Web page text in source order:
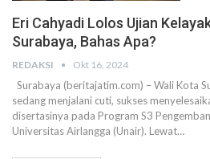
Eri Cahyadi Lolos Ujian
Surabaya, Bahas Apa?
REDAKSI Okt 16, 2024
Surabaya (beritajatim.com) – Wali Kota
sedang menjalani cuti, sukses
disertasinya pada Program S3
Universitas Airlangga (Unair). Lewat…